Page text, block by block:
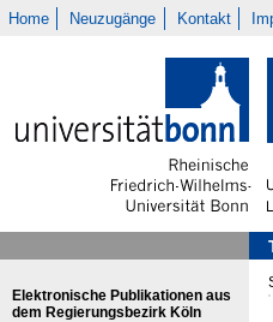
Home Neuzugänge Kontakt
Elektronische Publikationen aus
dem Regierungsbezirk Köln